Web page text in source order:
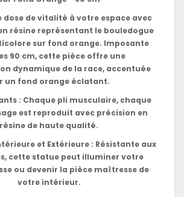
dose de vitalité à votre espace avec
résine représentant le bouledogue
sur fond orange. Imposante
90 cm, cette pièce offre une
dynamique de la race, accentuée
un fond orange éclatant.
: Chaque pli musculaire, chaque
est reproduit avec précision en
résine de haute qualité.
et Extérieure : Résistante aux
cette statue peut illuminer votre
ou devenir la pièce maîtresse de
votre intérieur.